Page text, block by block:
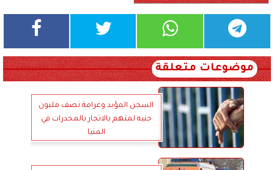
موضوعات متعلقة
السجن المؤبد وغرامة نصف مليون
جنيه لمتهم بالاتجار بالمخدرات في
المنيا